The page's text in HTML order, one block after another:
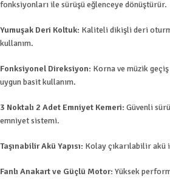
fonksiyonları ile sürüşü eğlenceye dönüştürür.
Yumuşak Deri Koltuk: Kaliteli dikişli deri
kullanım.
Fonksiyonel Direksiyon: Korna ve müzik
uygun basit kullanım.
3 Noktalı 2 Adet Emniyet Kemeri: Güvenli
emniyet sistemi.
Taşınabilir Akü Yapısı: Kolay çıkarılabilir akü
Fanlı Anakart ve Güçlü Motor: Yüksek